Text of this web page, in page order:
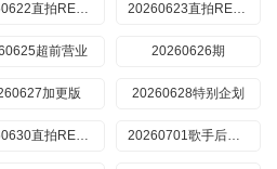
20260622直拍REACTION 20260623直拍REACTION
超前营业 20260626期
加更版 20260628特别企划
20260630直拍REACTION 20260701歌手后花园